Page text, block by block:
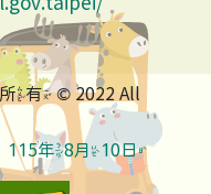
© 2022 All
115年8月10日